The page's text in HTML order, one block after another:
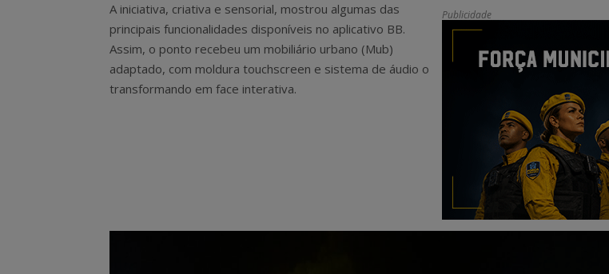
Publicidade
A iniciativa, criativa e sensorial, mostrou algumas das
principais funcionalidades disponíveis no aplicativo BB.
Assim, o ponto recebeu um mobiliário urbano (Mub)
adaptado, com moldura touchscreen e sistema de áudio o
transformando em face interativa.